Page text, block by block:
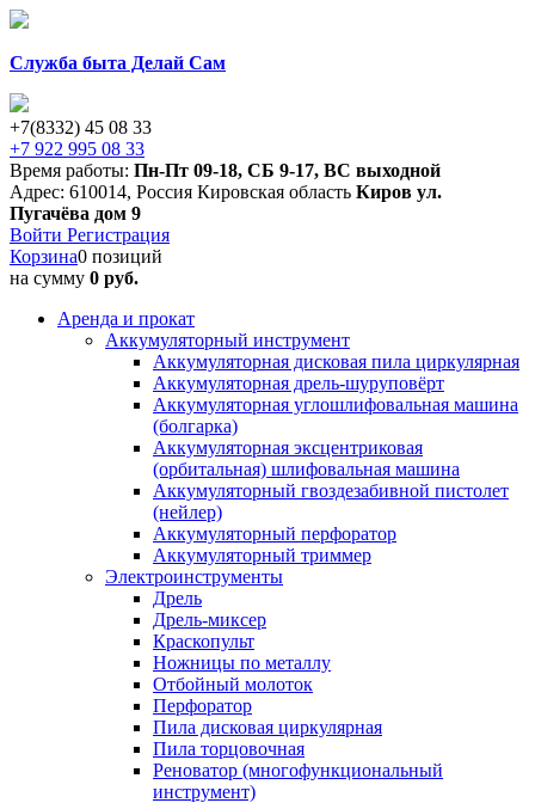
Служба быта Делай Сам
+7(8332) 45 08 33
+7 922 995 08 33
Время работы: Пн-Пт 09-18, СБ 9-17, ВС выходной
Адрес: 610014, Россия Кировская область Киров ул.
Пугачёва дом 9
Войти Регистрация
Корзина0 позиций
на сумму 0 руб.
Аренда и прокат
Аккумуляторный инструмент
Аккумуляторная дисковая пила циркулярная
Аккумуляторная дрель-шуруповёрт
Аккумуляторная углошлифовальная машина
(болгарка)
Аккумуляторная эксцентриковая
(орбитальная) шлифовальная машина
Аккумуляторный гвоздезабивной пистолет
(нейлер)
Аккумуляторный перфоратор
Аккумуляторный триммер
Электроинструменты
Дрель
Дрель-миксер
Краскопульт
Ножницы по металлу
Отбойный молоток
Перфоратор
Пила дисковая циркулярная
Пила торцовочная
Реноватор (многофункциональный
инструмент)